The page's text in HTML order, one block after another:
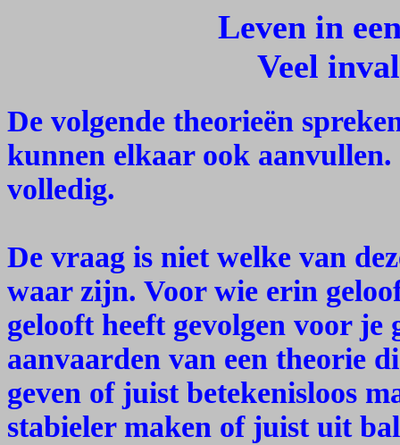
Leven in
Veel
De volgende theorieën
kunnen elkaar ook
volledig.
De vraag is niet welke van
waar zijn. Voor wie erin
gelooft heeft gevolgen voor je
aanvaarden van een theorie
geven of juist betekenisloos
stabieler maken of juist uit